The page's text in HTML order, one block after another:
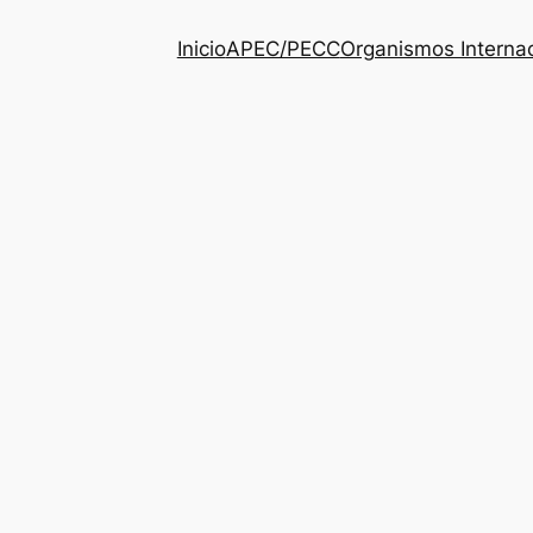
InicioAPEC/PECCOrganismos